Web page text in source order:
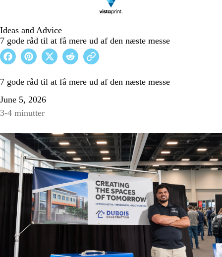
Ideas and Advice
7 gode råd til at få mere ud af den næste messe
7 gode råd til at få mere ud af den næste messe
June 5, 2026
3-4 minutter